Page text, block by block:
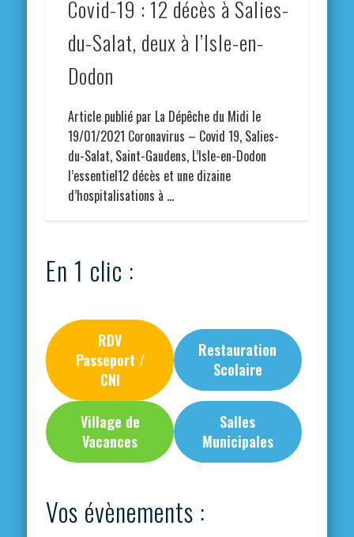
Covid-19 : 12 décès à Salies-
du-Salat, deux à l’Isle-en-
Dodon
Article publié par La Dépêche du Midi le
19/01/2021 Coronavirus – Covid 19, Salies-
du-Salat, Saint-Gaudens, L’Isle-en-Dodon
l’essentiel12 décès et une dizaine
d’hospitalisations à …
En 1 clic :
RDV
Passeport /
CNI
Restauration
Scolaire
Village de
Vacances
Salles
Municipales
Vos évènements :